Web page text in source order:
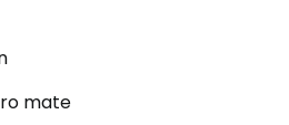
mate